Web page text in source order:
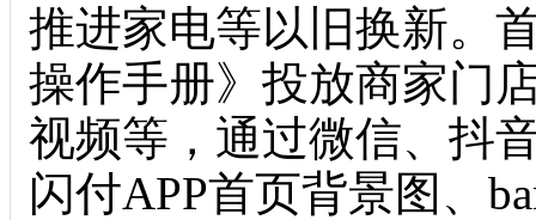
推进家电等以旧换新。
操作手册》投放商家门
视频等，通过微信、抖
闪付APP首页背景图、